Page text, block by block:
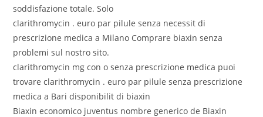
soddisfazione totale. Solo
clarithromycin . euro par pilule senza necessit di
prescrizione medica a Milano Comprare biaxin senza
problemi sul nostro sito.
clarithromycin mg con o senza prescrizione medica puoi
trovare clarithromycin . euro par pilule senza prescrizione
medica a Bari disponibilit di biaxin
Biaxin economico juventus nombre generico de Biaxin